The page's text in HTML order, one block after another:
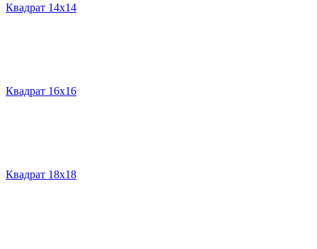
Квадрат 14х14
Квадрат 16х16
Квадрат 18х18